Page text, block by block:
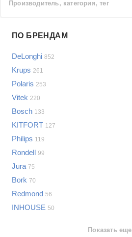
Производитель, категория, тег
Samsung
LG
Sony
Bosch
Asus
Lenovo
Apple
Indesit
JBL
Показать еще
Проблемы по категориям
Сотовые телефоны
Планшеты
ПО БРЕНДАМ
DeLonghi 852
Krups 261
Polaris 253
Vitek 220
Bosch 133
KITFORT 127
Philips 119
Rondell 99
Jura 75
Bork 70
Redmond 56
INHOUSE 50
Показать еще